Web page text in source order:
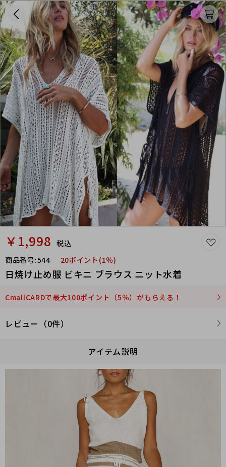
￥1,998 税込
商品番号:544 20ポイント(1％)
日焼け止め服 ビキニ ブラウス ニット水着
CmallCARDで最大100ポイント（5％）がもらえる！
レビュー（0件）
アイテム説明